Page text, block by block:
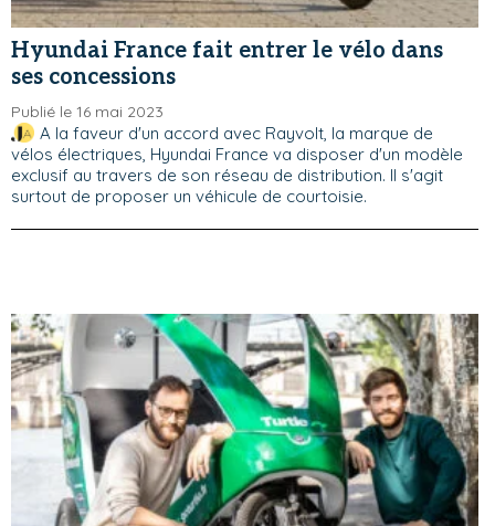
Hyundai France fait entrer le vélo dans
ses concessions
Publié le 16 mai 2023
A la faveur d'un accord avec Rayvolt, la marque de
vélos électriques, Hyundai France va disposer d'un modèle
exclusif au travers de son réseau de distribution. Il s'agit
surtout de proposer un véhicule de courtoisie.